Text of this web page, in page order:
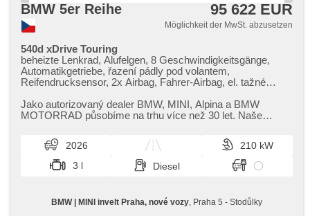
BMW 5er Reihe 95 622 EUR
Möglichkeit der MwSt. abzusetzen
540d xDrive Touring
beheizte Lenkrad, Alufelgen, 8 Geschwindigkeitsgänge,
Automatikgetriebe, řazení pádly pod volantem,
Reifendrucksensor, 2x Airbag, Fahrer-Airbag, el. tažné
řidiče, El. einstellbare Sitze, Längssitzvorschub,
höheneinstellbare Sitze, roletky na zadních oknech,
Zonen Klimaanlage, ambientní osvětlení interiéru,
Vorderlichter LED, Schaltflutlicht, automatické přepínání
dálkových světel, Lichtsensor, Heck LED Leuchte, Adaptive
Geschwindigkeitsregelung, Uhr Spur, Notbremsung (PEBS),
pruhu, Blind Spot Anzeige, Parkassistent, Fahrkamera,
Jako autorizovaný dealer BMW,​ MINI,​ Alpina a BMW
MOTORRAD působíme na trhu více než 30 let. Naše
2026
210 kW
3 l
Diesel
BMW | MINI invelt Praha, nové vozy , Praha 5 - Stodůlky